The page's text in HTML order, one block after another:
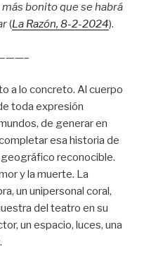
más bonito que se habrá
(La Razón, 8-2-2024).
a lo concreto. Al cuerpo
toda expresión
de generar en
esa historia de
reconocible.
y la muerte. La
un unipersonal coral,
del teatro en su
un espacio, luces, una